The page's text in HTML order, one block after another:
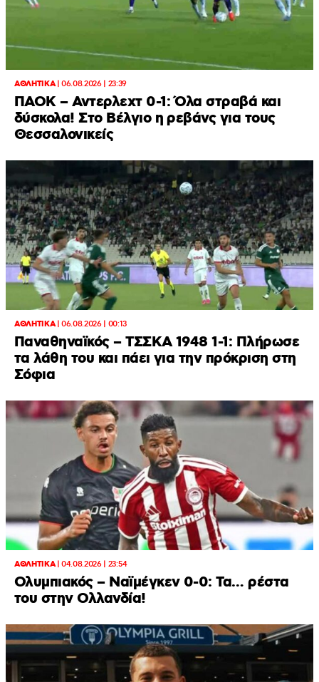
ΑΘΛΗΤΙΚΑ|06.08.2026 | 23:39
ΠΑΟΚ – Αντερλεχτ 0-1: Όλα στραβά και
δύσκολα! Στο Βέλγιο η ρεβάνς για τους
Θεσσαλονικείς
ΑΘΛΗΤΙΚΑ|06.08.2026 | 00:13
Παναθηναϊκός – ΤΣΣΚΑ 1948 1-1: Πλήρωσε
τα λάθη του και πάει για την πρόκριση στη
Σόφια
ΑΘΛΗΤΙΚΑ|04.08.2026 | 23:54
Ολυμπιακός – Ναϊμέγκεν 0-0: Τα… ρέστα
του στην Ολλανδία!